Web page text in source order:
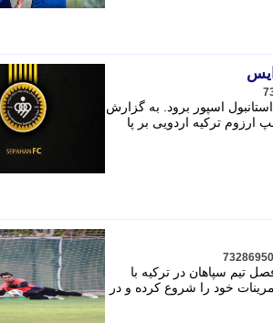
اسپور برود. به گزارش
ارزوم ترکیه اردویی بر پا
73286950
تیم سپاهان در ترکیه با
خود را شروع کرده و در